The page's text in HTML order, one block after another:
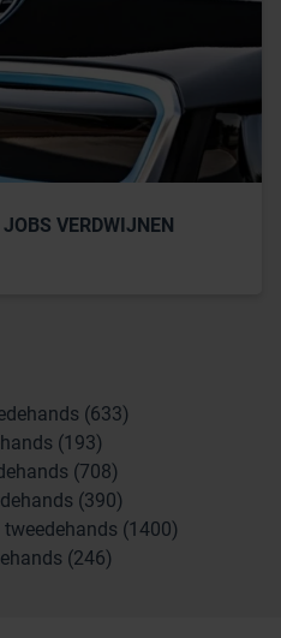
VERDWIJNEN
(633)
(193)
(708)
(390)
(1400)
(246)